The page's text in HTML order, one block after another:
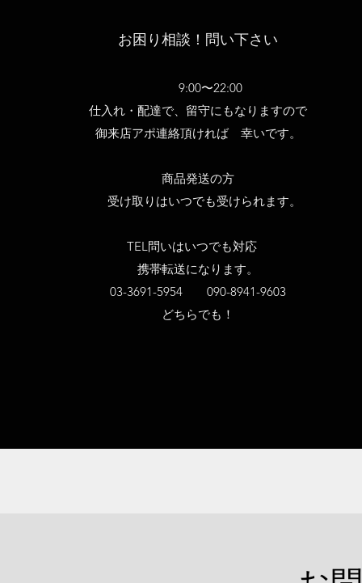
お困り相談！問い下さい
9:00〜22:00
仕入れ・配達で、留守にもなりますので
御来店アポ連絡頂ければ 幸いです。
商品発送の方
受け取りはいつでも受けられます。
TEL問いはいつでも対応
携帯転送になります。
03-3691-5954 090-8941-9603
​どちらでも！